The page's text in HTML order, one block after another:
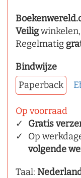
Veilig
Regelmatig
Bindwijze
Paperback
Op voorraad
Gratis
Op
volgende
Taal: